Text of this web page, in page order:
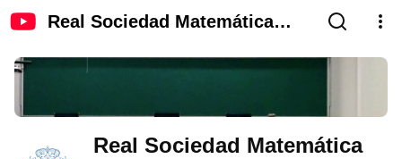
Real Sociedad Matemática
Real Sociedad Matemática